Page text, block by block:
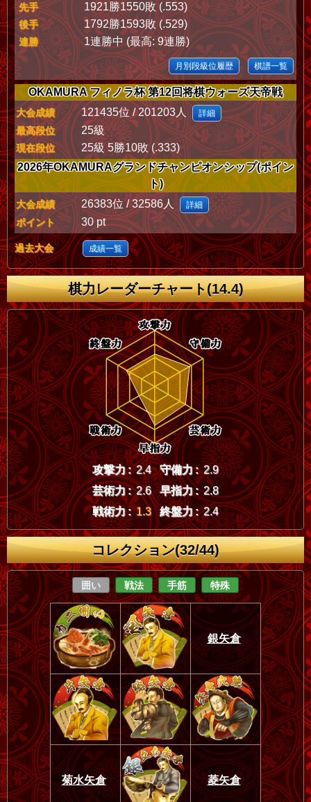
先手 1921勝1550敗 (.553)
後手 1792勝1593敗 (.529)
連勝 1連勝中 (最高: 9連勝)
月別段級位履歴 棋譜一覧
OKAMURA フィノラ杯 第12回将棋ウォーズ天帝戦
大会成績 121435位 / 201203人 詳細
最高段位 25級
現在段位
25級 5勝10敗 (.333)
2026年OKAMURAグランドチャンピオンシップ(ポイン
ト)
大会成績 26383位 / 32586人 詳細
ポイント 30 pt
過去大会 成績一覧
棋力レーダーチャート(14.4)
攻撃力 : 2.4 守備力 : 2.9
芸術力 : 2.6 早指力 : 2.8
戦術力 : 1.3 終盤力 : 2.4
コレクション(32/44)
囲い 戦法 手筋 特殊
銀矢倉
菊水矢倉 菱矢倉